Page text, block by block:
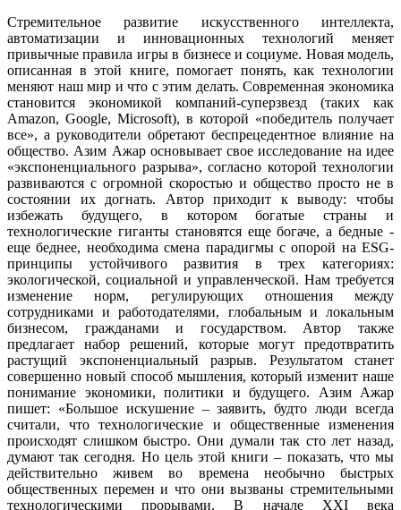
Стремительное развитие искусственного интеллекта,
автоматизации и инновационных технологий меняет
привычные правила игры в бизнесе и социуме. Новая модель,
описанная в этой книге, помогает понять, как технологии
меняют наш мир и что с этим делать. Современная экономика
становится экономикой компаний-суперзвезд (таких как
Amazon, Google, Microsoft), в которой «победитель получает
все», а руководители обретают беспрецедентное влияние на
общество. Азим Ажар основывает свое исследование на идее
«экспоненциального разрыва», согласно которой технологии
развиваются с огромной скоростью и общество просто не в
состоянии их догнать. Автор приходит к выводу: чтобы
избежать будущего, в котором богатые страны и
технологические гиганты становятся еще богаче, а бедные -
еще беднее, необходима смена парадигмы с опорой на ЕSG-
принципы устойчивого развития в трех категориях:
экологической, социальной и управленческой. Нам требуется
изменение норм, регулирующих отношения между
сотрудниками и работодателями, глобальным и локальным
бизнесом, гражданами и государством. Автор также
предлагает набор решений, которые могут предотвратить
растущий экспоненциальный разрыв. Результатом станет
совершенно новый способ мышления, который изменит наше
понимание экономики, политики и будущего. Азим Ажар
пишет: «Большое искушение – заявить, будто люди всегда
считали, что технологические и общественные изменения
происходят слишком быстро. Они думали так сто лет назад,
думают так сегодня. Но цель этой книги – показать, что мы
действительно живем во времена необычно быстрых
общественных перемен и что они вызваны стремительными
технологическими прорывами. В начале XXI века